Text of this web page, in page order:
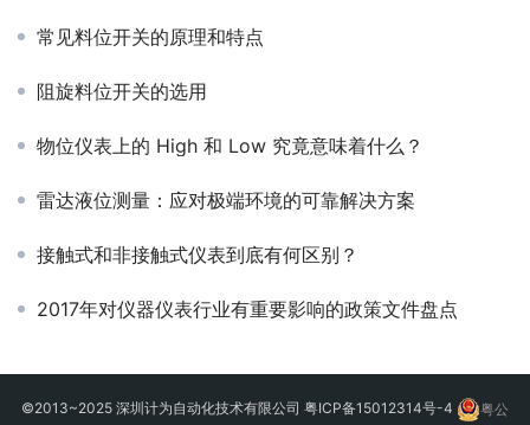
常见料位开关的原理和特点
阻旋料位开关的选用
物位仪表上的 High 和 Low 究竟意味着什么？
雷达液位测量：应对极端环境的可靠解决方案
接触式和非接触式仪表到底有何区别？
2017年对仪器仪表行业有重要影响的政策文件盘点
©2013~2025 深圳计为自动化技术有限公司 粤ICP备15012314号-4
粤公